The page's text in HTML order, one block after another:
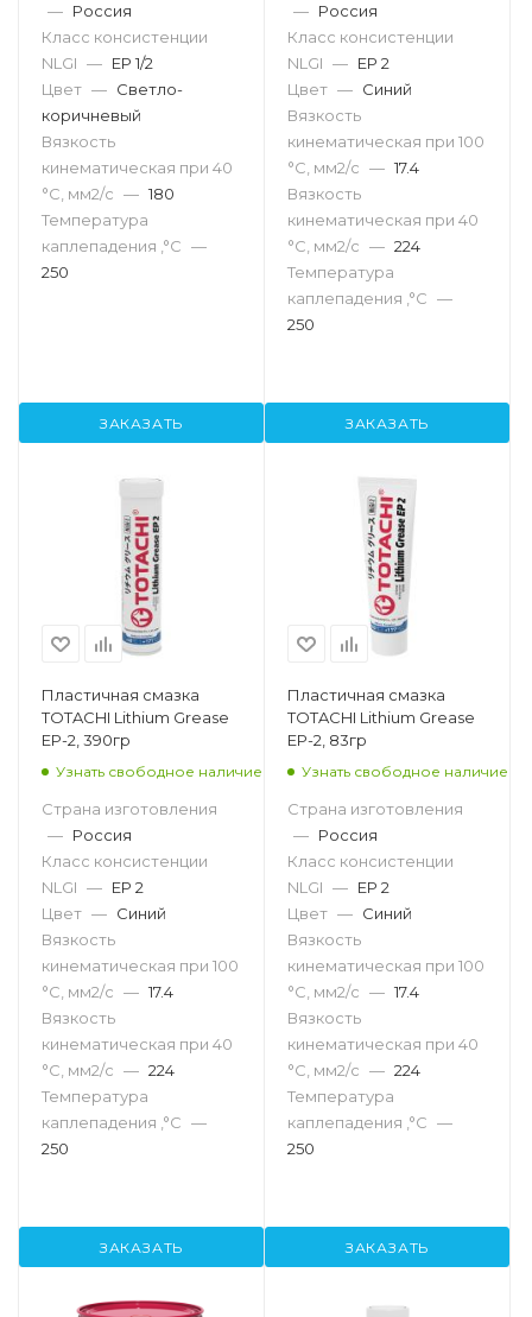
— Россия
Класс консистенции
NLGI — EP 1/2
Цвет — Светло-
коричневый
Вязкость
кинематическая при 40
°С, мм2/с — 180
Температура
каплепадения ,°C —
250
ЗАКАЗАТЬ
— Россия
Класс консистенции
NLGI — EP 2
Цвет — Синий
Вязкость
кинематическая при 100
°С, мм2/с — 17.4
Вязкость
кинематическая при 40
°С, мм2/с — 224
Температура
каплепадения ,°C —
250
ЗАКАЗАТЬ
Пластичная смазка
TOTACHI Lithium Grease
EP-2, 390гр
Узнать свободное наличие
Страна изготовления
— Россия
Класс консистенции
NLGI — EP 2
Цвет — Синий
Вязкость
кинематическая при 100
°С, мм2/с — 17.4
Вязкость
кинематическая при 40
°С, мм2/с — 224
Температура
каплепадения ,°C —
250
ЗАКАЗАТЬ
Пластичная смазка
TOTACHI Lithium Grease
EP-2, 83гр
Узнать свободное наличие
Страна изготовления
— Россия
Класс консистенции
NLGI — EP 2
Цвет — Синий
Вязкость
кинематическая при 100
°С, мм2/с — 17.4
Вязкость
кинематическая при 40
°С, мм2/с — 224
Температура
каплепадения ,°C —
250
ЗАКАЗАТЬ